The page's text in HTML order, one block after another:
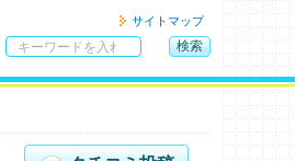
サイトマップ
検索